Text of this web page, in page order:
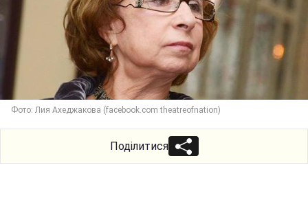
Фото: Лия Ахеджакова (facebook.com theatreofnation)
Поділитися